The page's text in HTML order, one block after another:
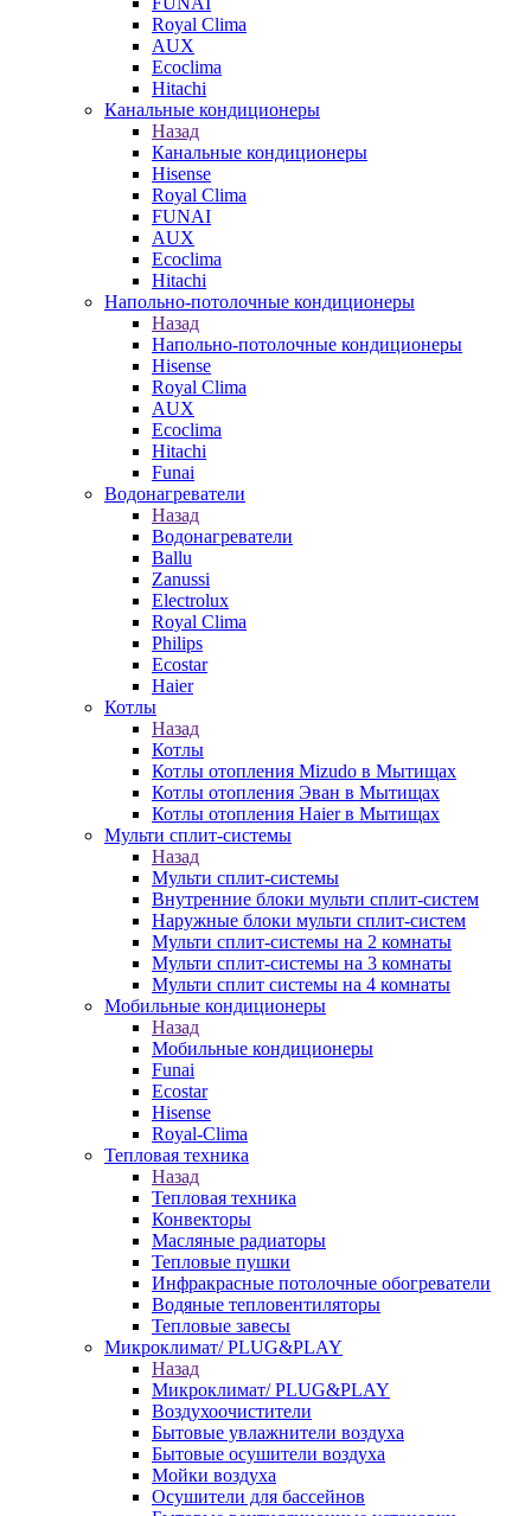
Royal Clima
AUX
Ecoclima
Hitachi
Канальные кондиционеры
Назад
Канальные кондиционеры
Hisense
Royal Clima
FUNAI
AUX
Ecoclima
Hitachi
Напольно-потолочные кондиционеры
Назад
Напольно-потолочные кондиционеры
Hisense
Royal Clima
AUX
Ecoclima
Hitachi
Funai
Водонагреватели
Назад
Водонагреватели
Ballu
Zanussi
Electrolux
Royal Clima
Philips
Ecostar
Haier
Котлы
Назад
Котлы
Котлы отопления Mizudo в Мытищах
Котлы отопления Эван в Мытищах
Котлы отопления Haier в Мытищах
Мульти сплит-системы
Назад
Мульти сплит-системы
Внутренние блоки мульти сплит-систем
Наружные блоки мульти сплит-систем
Мульти сплит-системы на 2 комнаты
Мульти сплит-системы на 3 комнаты
Мульти сплит системы на 4 комнаты
Мобильные кондиционеры
Назад
Мобильные кондиционеры
Funai
Ecostar
Hisense
Royal-Clima
Тепловая техника
Назад
Тепловая техника
Конвекторы
Масляные радиаторы
Тепловые пушки
Инфракрасные потолочные обогреватели
Водяные тепловентиляторы
Тепловые завесы
Микроклимат/ PLUG&PLAY
Назад
Микроклимат/ PLUG&PLAY
Воздухоочистители
Бытовые увлажнители воздуха
Бытовые осушители воздуха
Мойки воздуха
Осушители для бассейнов